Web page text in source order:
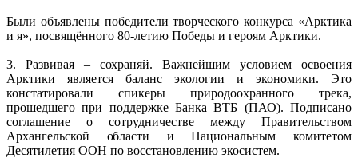
Были объявлены победители творческого конкурса «Арктика
и я», посвящённого 80-летию Победы и героям Арктики.
3. Развивая – сохраняй. Важнейшим условием освоения
Арктики является баланс экологии и экономики. Это
констатировали спикеры природоохранного трека,
прошедшего при поддержке Банка ВТБ (ПАО). Подписано
соглашение о сотрудничестве между Правительством
Архангельской области и Национальным комитетом
Десятилетия ООН по восстановлению экосистем.